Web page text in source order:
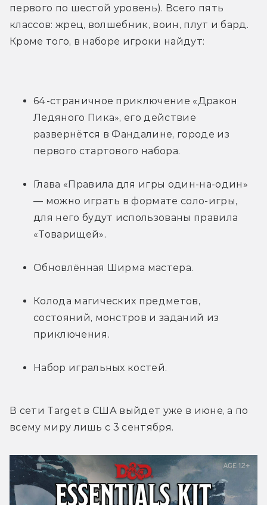
первого по шестой уровень). Всего пять
классов: жрец, волшебник, воин, плут и бард.
Кроме того, в наборе игроки найдут:
64-страничное приключение «Дракон
Ледяного Пика», его действие
развернётся в Фандалине, городе из
первого стартового набора.
Глава «Правила для игры один-на-один»
— можно играть в формате соло-игры,
для него будут использованы правила
«Товарищей».
Обновлённая Ширма мастера.
Колода магических предметов,
состояний, монстров и заданий из
приключения.
Набор игральных костей.
В сети Target в США выйдет уже в июне, а по
всему миру лишь с 3 сентября.